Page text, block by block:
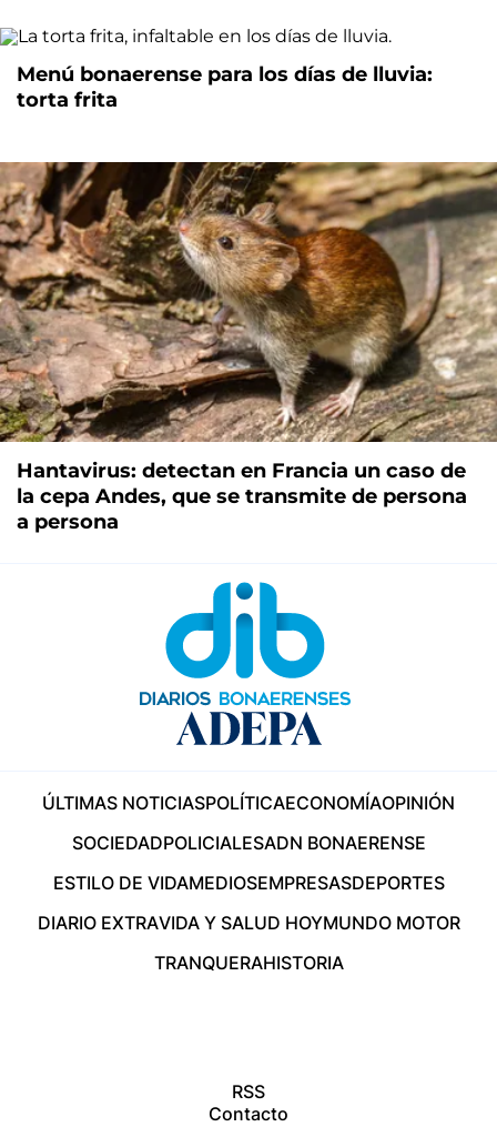
Menú bonaerense para los días de lluvia:
torta frita
Hantavirus: detectan en Francia un caso de
la cepa Andes, que se transmite de persona
a persona
ÚLTIMAS NOTICIASPOLÍTICAECONOMÍAOPINIÓN
SOCIEDADPOLICIALESADN BONAERENSE
ESTILO DE VIDAMEDIOSEMPRESASDEPORTES
DIARIO EXTRAVIDA Y SALUD HOYMUNDO MOTOR
TRANQUERAHISTORIA
RSS
Contacto